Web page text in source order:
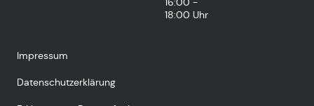
18:00 Uhr
Impressum
Datenschutzerklärung